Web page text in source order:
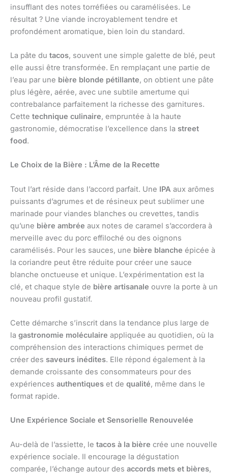
insufflant des notes torréfiées ou caramélisées. Le
résultat ? Une viande incroyablement tendre et
profondément aromatique, bien loin du standard.
La pâte du tacos, souvent une simple galette de blé, peut
elle aussi être transformée. En remplaçant une partie de
l’eau par une bière blonde pétillante, on obtient une pâte
plus légère, aérée, avec une subtile amertume qui
contrebalance parfaitement la richesse des garnitures.
Cette technique culinaire, empruntée à la haute
gastronomie, démocratise l’excellence dans la street
food.
Le Choix de la Bière : L’Âme de la Recette
Tout l’art réside dans l’accord parfait. Une IPA aux arômes
puissants d’agrumes et de résineux peut sublimer une
marinade pour viandes blanches ou crevettes, tandis
qu’une bière ambrée aux notes de caramel s’accordera à
merveille avec du porc effiloché ou des oignons
caramélisés. Pour les sauces, une bière blanche épicée à
la coriandre peut être réduite pour créer une sauce
blanche onctueuse et unique. L’expérimentation est la
clé, et chaque style de bière artisanale ouvre la porte à un
nouveau profil gustatif.
Cette démarche s’inscrit dans la tendance plus large de
la gastronomie moléculaire appliquée au quotidien, où la
compréhension des interactions chimiques permet de
créer des saveurs inédites. Elle répond également à la
demande croissante des consommateurs pour des
expériences authentiques et de qualité, même dans le
format rapide.
Une Expérience Sociale et Sensorielle Renouvelée
Au-delà de l’assiette, le tacos à la bière crée une nouvelle
expérience sociale. Il encourage la dégustation
comparée, l’échange autour des accords mets et bières,